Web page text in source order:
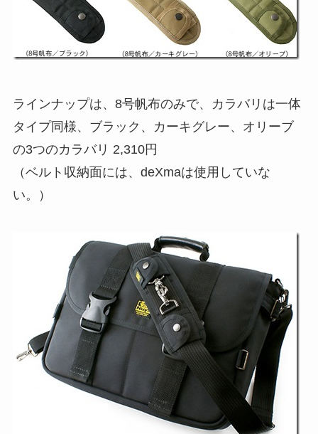
ラインナップは、8号帆布のみで、カラバリは一体
タイプ同様、ブラック、カーキグレー、オリーブ
の3つのカラバリ 2,310円
（ベルト収納面には、deXmaは使用していな
い。）